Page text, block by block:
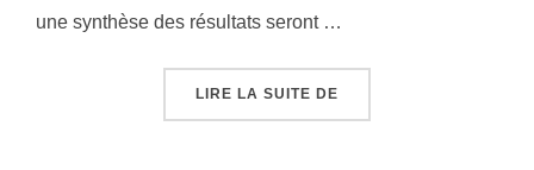
une synthèse des résultats seront …
LIRE LA SUITE DE